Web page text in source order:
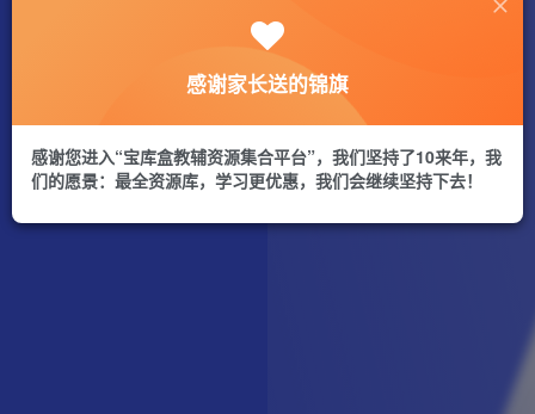
感谢家长送的锦旗
感谢您进入“宝库盒教辅资源集合平台”，我们坚持了10来年，我
们的愿景：最全资源库，学习更优惠，我们会继续坚持下去！